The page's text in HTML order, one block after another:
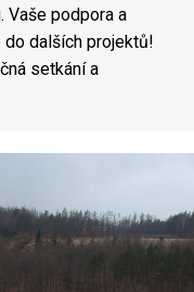
Vaše podpora a
do dalších projektů!
setkání a